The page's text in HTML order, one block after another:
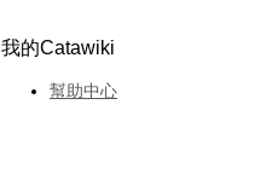
我的Catawiki
幫助中心